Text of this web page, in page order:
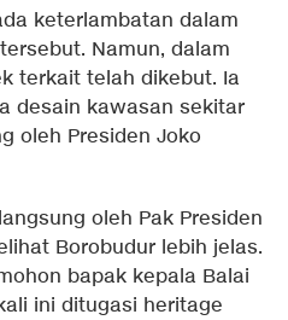
keterlambatan dalam
Namun, dalam
terkait telah dikebut. Ia
desain kawasan sekitar
oleh Presiden Joko
oleh Pak Presiden
Borobudur lebih jelas.
bapak kepala Balai
ini ditugasi heritage